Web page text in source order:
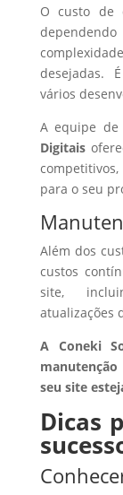
O custo de
desejadas.
vários
A equipe de
Digitais
para o seu
Além dos
custos
site,
atualizações
A Coneki
seu site
Dicas